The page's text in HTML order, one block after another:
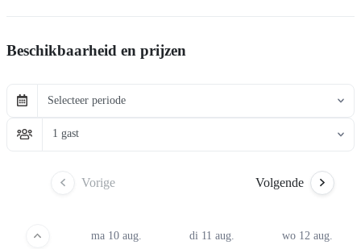
Beschikbaarheid en prijzen
Selecteer periode
1 gast
Vorige Volgende
ma 10 aug. di 11 aug. wo 12 aug.